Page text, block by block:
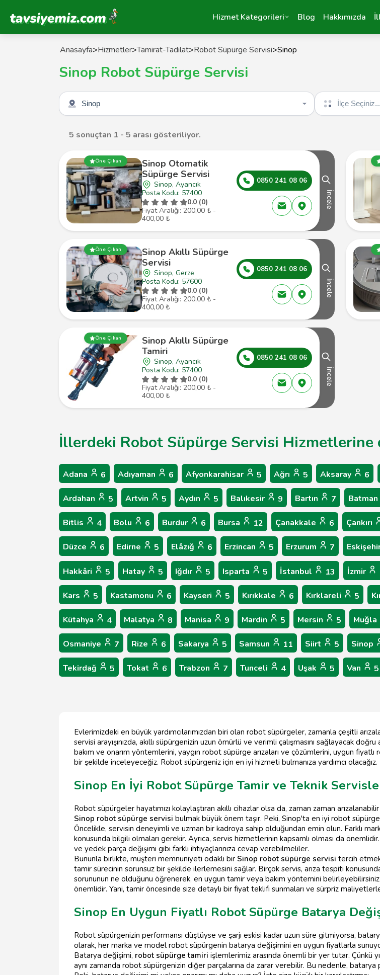
Tavsiyemiz Anasayfa Hizmet Kategorileri Blog Hakkımızda
Anasayfa>Hizmetler>Tamirat-Tadilat>Robot Süpürge Servisi>Sinop
Sinop Robot Süpürge Servisi
Şehir seçin İlçe seçin
5 sonuçtan 1 - 5 arası gösteriliyor.
Öne Çıkan
Sinop Otomatik
Süpürge Servisi
Sinop, Ayancık
Posta Kodu: 57400
0.0 (0)
Fiyat Aralığı: 200,00 ₺ -
400,00 ₺
0850 241 08 06
İncele
Öne Çıkan
Sinop Akıllı Süpürge
Servisi
Sinop, Gerze
Posta Kodu: 57600
0.0 (0)
Fiyat Aralığı: 200,00 ₺ -
400,00 ₺
0850 241 08 06
İncele
Öne Çıkan
Sinop Akıllı Süpürge
Tamiri
Sinop, Ayancık
Posta Kodu: 57400
0.0 (0)
Fiyat Aralığı: 200,00 ₺ -
400,00 ₺
0850 241 08 06
İncele
İllerdeki Robot Süpürge Servisi
Adana 6 Adıyaman 6 Afyonkarahisar 5 Ağrı 5 Aksaray 6
Ardahan 5 Artvin 5 Aydın 5 Balıkesir 9 Bartın 7 Batman
Bitlis 4 Bolu 6 Burdur 6 Bursa 12 Çanakkale 6 Çankırı
Düzce 6 Edirne 5 Elâzığ 6 Erzincan 5 Erzurum 7
Hakkâri 5 Hatay 5 Iğdır 5 Isparta 5 İstanbul 13 İzmir
Kars 5 Kastamonu 6 Kayseri 5 Kırıkkale 6 Kırklareli 5
Kütahya 4 Malatya 8 Manisa 9 Mardin 5 Mersin 5 Muğla
Osmaniye 7 Rize 6 Sakarya 5 Samsun 11 Siirt 5 Sinop
Tekirdağ 5 Tokat 6 Trabzon 7 Tunceli 4 Uşak 5 Van 5
Evlerimizdeki en büyük yardımcılarımızdan biri olan robot süpürgeler, zamanla çeşitli
servisi arayışınızda, akıllı süpürgenizin uzun ömürlü ve verimli çalışmasını sağlayacak
bakım ve onarım yöntemlerini, yaygın robot süpürge arızaları ve çözümlerini, uygun
bir şekilde inceleyeceğiz. Robot süpürgeniz için en iyi hizmeti bulmanıza yardımcı olacağız.
Sinop En İyi Robot Süpürge Tamir ve Teknik
Robot süpürgeler hayatımızı kolaylaştıran akıllı cihazlar olsa da, zaman zaman
Sinop robot süpürge servisi bulmak büyük önem taşır. Peki, Sinop'ta en iyi robot
Öncelikle, servisin deneyimli ve uzman bir kadroya sahip olduğundan emin olun. Farklı
konusunda bilgili olmaları gerekir. Ayrıca, servis hizmetlerinin kapsamlı olması da
ve yedek parça değişimi gibi farklı ihtiyaçlarınıza cevap verebilmeliler.
Bununla birlikte, müşteri memnuniyeti odaklı bir Sinop robot süpürge servisi tercih
tamir sürecinin sorunsuz bir şekilde ilerlemesini sağlar. Birçok servis, arıza tespiti
sorununun ne olduğunu öğrenerek, en uygun tamir veya bakım yöntemini
önemlidir. Yani, tamir öncesinde size detaylı bir fiyat teklifi sunmaları ve sürpriz maliyetlerle
Sinop En Uygun Fiyatlı Robot Süpürge Batarya
Robot süpürgenizin performansı düştüyse ve şarjı eskisi kadar uzun süre gitmiyorsa,
olarak, her marka ve model robot süpürgenin batarya değişimini en uygun fiyatlarla
Batarya değişimi, robot süpürge tamiri işlemlerimiz arasında önemli bir yer tutar. Çünkü
aynı zamanda robot süpürgenizin diğer parçalarına da zarar verebilir. Bu nedenle,